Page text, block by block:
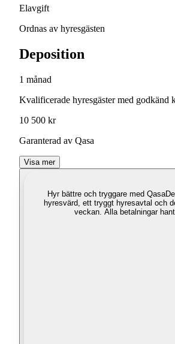
Elavgift
Ordnas av hyresgästen
Deposition
1 månad
Kvalificerade hyresgäster med godkänd
10 500 kr
Garanterad av Qasa
Visa mer
Hyr bättre och tryggare med Qasa
hyresvärd, ett tryggt hyresavtal och
veckan. Alla betalningar